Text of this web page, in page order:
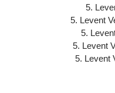
5.
5. Levent
5.
5. Levent
5. Levent